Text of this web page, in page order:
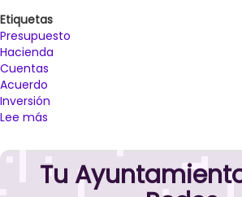
Etiquetas
Presupuesto
Hacienda
Cuentas
Acuerdo
Inversión
Lee más
y
Vamos
Palencia
Tu